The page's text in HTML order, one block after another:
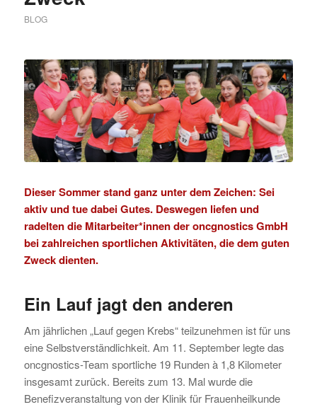
BLOG
Dieser Sommer stand ganz unter dem Zeichen: Sei
aktiv und tue dabei Gutes. Deswegen liefen und
radelten die Mitarbeiter*innen der oncgnostics GmbH
bei zahlreichen sportlichen Aktivitäten, die dem guten
Zweck dienten.
Ein Lauf jagt den anderen
Am jährlichen „Lauf gegen Krebs“ teilzunehmen ist für uns
eine Selbstverständlichkeit. Am 11. September legte das
oncgnostics-Team sportliche 19 Runden à 1,8 Kilometer
insgesamt zurück. Bereits zum 13. Mal wurde die
Benefizveranstaltung von der Klinik für Frauenheilkunde